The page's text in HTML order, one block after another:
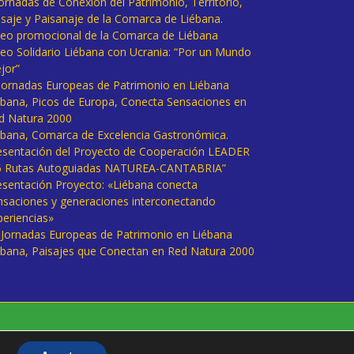
y Paisanaje de la Comarca de Liébana.
promocional de la Comarca de Liébana
Solidario Liébana con Ucrania: “Por un Mundo
Europeas de Patrimonio en Liébana
Picos de Europa, Conecta Sensaciones en
Natura 2000
Comarca de Excelencia Gastronómica.
del Proyecto de Cooperación LEADER
Rutas Autoguiadas NATUREA-CANTABRIA”
Proyecto: «Liébana conecta
y generaciones interconectando
Europeas de Patrimonio en Liébana
Paisajes que Conectan en Red Natura 2000